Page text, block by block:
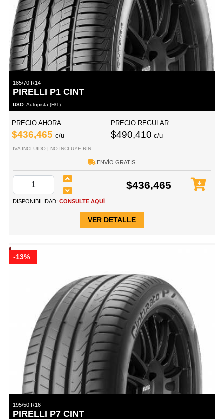
185/70 R14
PIRELLI P1 CINT
USO:Autopista (H/T)
PRECIO AHORA
$436,465 c/u
PRECIO REGULAR
$490,410 c/u
IVA INCLUIDO | NO INCLUYE RIN
ENVÍO GRATIS
$436,465
DISPONIBILIDAD: CONSULTE AQUÍ
VER DETALLE
-13%
195/50 R16
PIRELLI P7 CINT